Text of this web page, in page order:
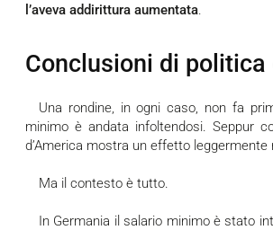
l’aveva addirittura aumentata.
Conclusioni di politica
Una rondine, in ogni caso, non fa primavera: a partire da quello studio la letteratura sul salario
minimo è andata infoltendosi. Seppur
d’America mostra un effetto
Ma il contesto è tutto.
In Germania il salario minimo è stato introdotto nel 2015. Gli effetti sono stati una diminuzione della